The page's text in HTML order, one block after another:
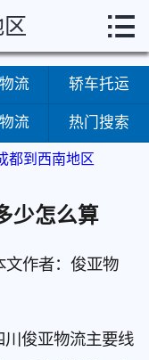

直达线路
四川物流
绵阳物流
轿车托运
省外物流
国际物流

流 轿车托运
流 热门搜索
都到西南地区
少怎么算
文作者：俊亚物
川俊亚物流主要线